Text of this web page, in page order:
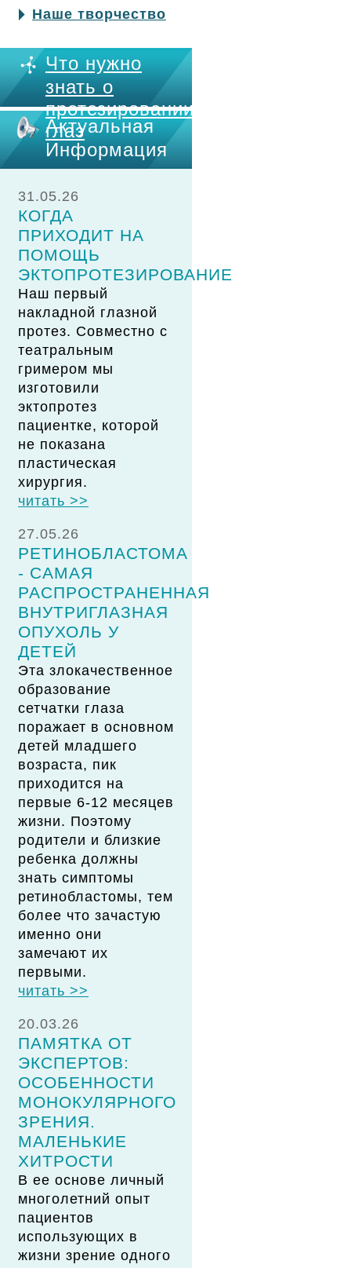
Наше творчество
Что нужно
знать о
протезировании
глаз
Актуальная
Информация
31.05.26
КОГДА
ПРИХОДИТ НА
ПОМОЩЬ
ЭКТОПРОТЕЗИРОВАНИЕ
Наш первый
накладной глазной
протез. Совместно с
театральным
гримером мы
изготовили
эктопротез
пациентке, которой
не показана
пластическая
хирургия.
читать >>
27.05.26
РЕТИНОБЛАСТОМА
- САМАЯ
РАСПРОСТРАНЕННАЯ
ВНУТРИГЛАЗНАЯ
ОПУХОЛЬ У
ДЕТЕЙ
Эта злокачественное
образование
сетчатки глаза
поражает в основном
детей младшего
возраста, пик
приходится на
первые 6-12 месяцев
жизни. Поэтому
родители и близкие
ребенка должны
знать симптомы
ретинобластомы, тем
более что зачастую
именно они
замечают их
первыми.
читать >>
20.03.26
ПАМЯТКА ОТ
ЭКСПЕРТОВ:
ОСОБЕННОСТИ
МОНОКУЛЯРНОГО
ЗРЕНИЯ.
МАЛЕНЬКИЕ
ХИТРОСТИ
В ее основе личный
многолетний опыт
пациентов
использующих в
жизни зрение одного